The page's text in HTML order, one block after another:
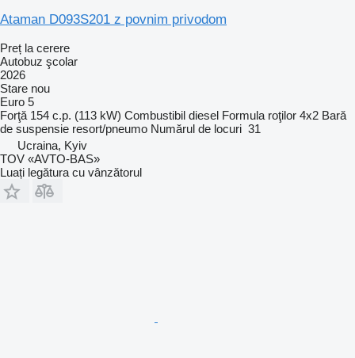
Ataman D093S201 z povnim privodom
Preț la cerere
Autobuz şcolar
2026
Stare nou
Euro 5
Forţă 154 c.p. (113 kW) Combustibil diesel Formula roţilor 4x2 Bară
de suspensie resort/pneumo Numărul de locuri 31
Ucraina, Kyiv
TOV «AVTO-BAS»
Luați legătura cu vânzătorul